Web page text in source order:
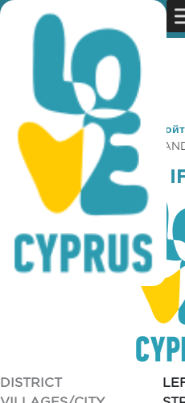
You are here: Home »
Gastronomy
» COFFEE
COFFEE ISLAND
DISTRICT